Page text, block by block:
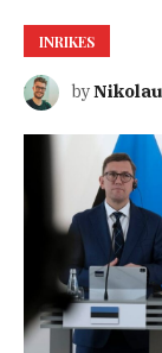
INRIKES
by